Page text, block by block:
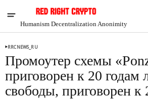
Humanism Decentralization Anonimity
RRCNEWS_RU
Промоутер схемы
приговорен к 20 годам
свободы, приговорен к